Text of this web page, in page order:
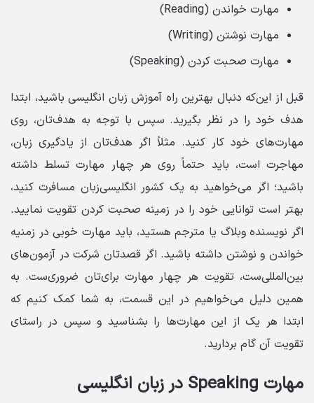
مهارت خواندن (Reading)
مهارت نوشتن (Writing)
مهارت صحبت کردن (Speaking)
قبل از این‌که دنبال بهترین راه آموزش زبان انگلیسی باشید، ابتدا
هدف خود را در نظر بگیرید. سپس با توجه به هدف‌تان، روی
مهارت‌های خود کار کنید. مثلاً اگر هدف‌تان از یادگیری زبان،
مهاجرت است، باید حتماً روی هر چهار مهارت تسلط داشته
باشید؛ اگر می‌خواهید به یک کشور انگلیسی‌زبان مسافرت کنید،
بهتر است توانایی خود را در زمینه صحبت کردن تقویت نمایید.
اگر نویسنده وبلاگ یا مترجم هستید، باید مهارت خوبی در زمنیه
خواندن و نوشتن داشته باشید. اگر قصدتان شرکت در آزمون‌های
بین‌المللی‌ست، تقویت هر چهار مهارت برای‌تان ضروری‌ست. به
همین دلیل می‌خواهیم در این قسمت، به شما کمک کنیم که
ابتدا هر یک از این مهارت‌ها را بشناسید و سپس در راستای
تقویت آن گام بردارید.
مهارت Speaking در زبان انگلیسی